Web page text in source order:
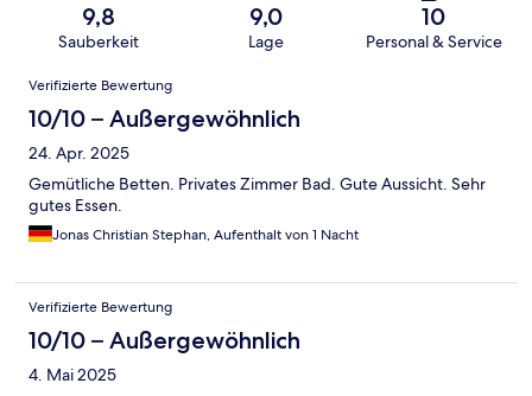
9,8
Sauberkeit
9,0
Lage
10
Personal & Service
Bewertungen
Verifizierte Bewertung
10/10 – Außergewöhnlich
24. Apr. 2025
Gemütliche Betten. Privates Zimmer Bad. Gute Aussicht. Sehr
gutes Essen.
Jonas Christian Stephan, Aufenthalt von 1 Nacht
Verifizierte Bewertung
10/10 – Außergewöhnlich
4. Mai 2025